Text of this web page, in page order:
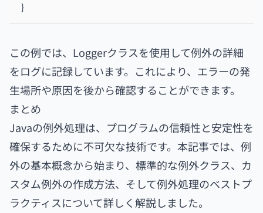
}
この例では、Loggerクラスを使用して例外の詳細
をログに記録しています。これにより、エラーの発
生場所や原因を後から確認することができます。
まとめ
Javaの例外処理は、プログラムの信頼性と安定性を
確保するために不可欠な技術です。本記事では、例
外の基本概念から始まり、標準的な例外クラス、カ
スタム例外の作成方法、そして例外処理のベストプ
ラクティスについて詳しく解説しました。